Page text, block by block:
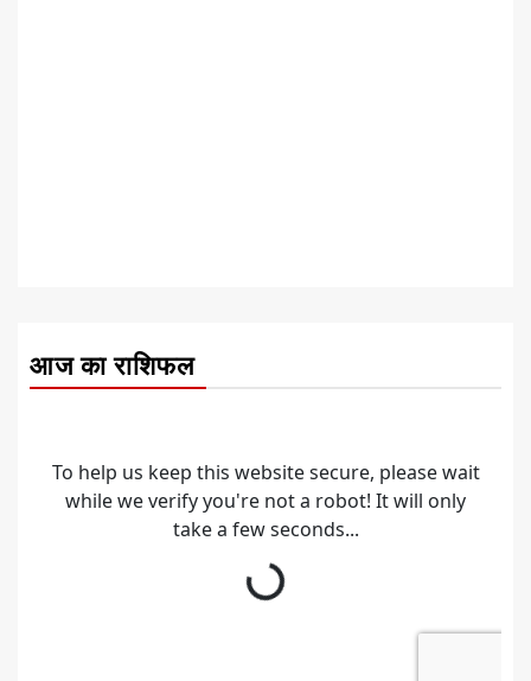
आज का राशिफल